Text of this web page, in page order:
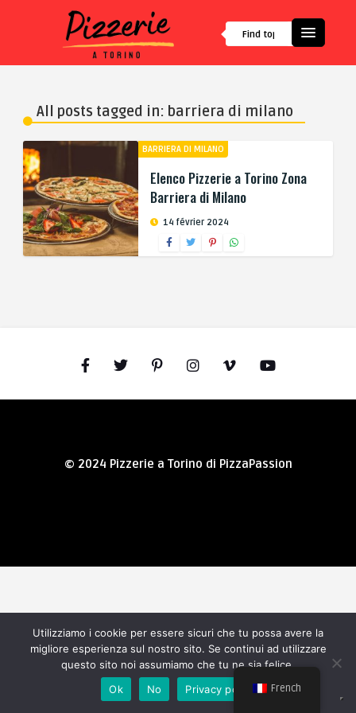
All posts tagged in: barriera di milano
BARRIERA DI MILANO
Elenco Pizzerie a Torino Zona
Barriera di Milano
14 février 2024
© 2024 Pizzerie a Torino di PizzaPassion
French
Utilizziamo i cookie per essere sicuri che tu possa avere la
migliore esperienza sul nostro sito. Se continui ad utilizzare
questo sito noi assumiamo che tu ne sia felice.
Ok
No Privacy policy